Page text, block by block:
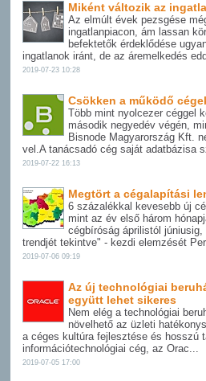
Miként változik az
Az elmúlt évek pezsgése
ingatlanpiacon, ám lassan
befektetők érdeklődése
ingatlanok iránt, de az áremelkedés
2019-07-23 10:28
Csökken a működő
Több mint nyolcezer céggel
második negyedév végén,
Bisnode Magyarország Kft.
vel.A tanácsadó cég saját adatbázisa
2019-07-22 16:13
Megtört a cégalapítási
6 százalékkal kevesebb új
mint az év első három
cégbíróság áprilistól
trendjét tekintve" - kezdi elemzését
2019-07-06 09:19
Az új technológiai
együtt lehet sikeres
Nem elég a technológiai
növelhető az üzleti
a céges kultúra fejlesztése és hosszú
információtechnológiai cég, az Orac...
2019-07-05 17:00